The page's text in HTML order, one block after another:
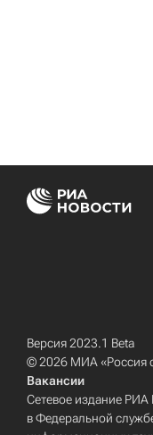
Версия 2023.1 Beta
© 2026 МИА «Россия
Вакансии
Сетевое издание РИА
в Федеральной